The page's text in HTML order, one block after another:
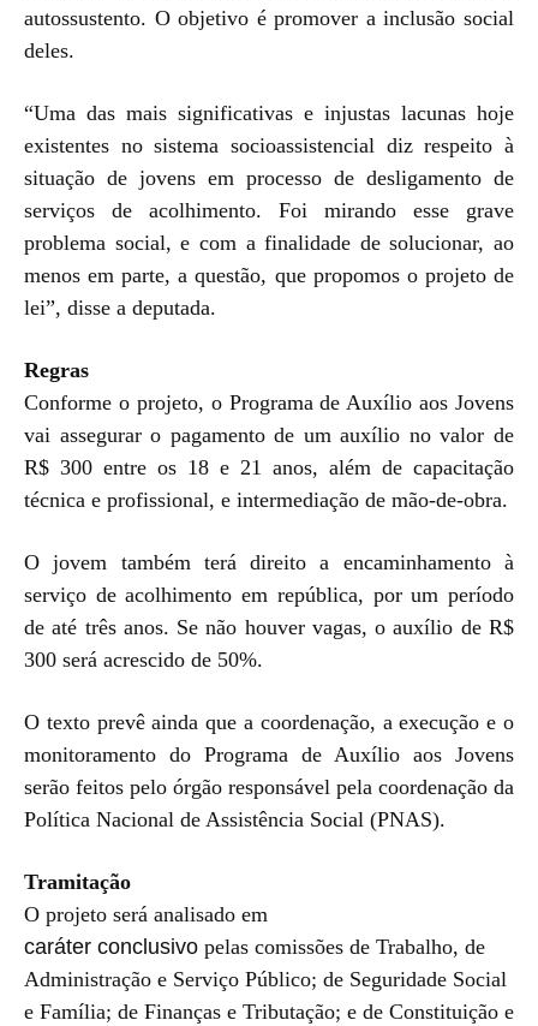
autossustento. O objetivo é promover a inclusão social
deles.
“Uma das mais significativas e injustas lacunas hoje
existentes no sistema socioassistencial diz respeito à
situação de jovens em processo de desligamento de
serviços de acolhimento. Foi mirando esse grave
problema social, e com a finalidade de solucionar, ao
menos em parte, a questão, que propomos o projeto de
lei”, disse a deputada.
Regras
Conforme o projeto, o Programa de Auxílio aos Jovens
vai assegurar o pagamento de um auxílio no valor de
R$ 300 entre os 18 e 21 anos, além de capacitação
técnica e profissional, e intermediação de mão-de-obra.
O jovem também terá direito a encaminhamento à
serviço de acolhimento em república, por um período
de até três anos. Se não houver vagas, o auxílio de R$
300 será acrescido de 50%.
O texto prevê ainda que a coordenação, a execução e o
monitoramento do Programa de Auxílio aos Jovens
serão feitos pelo órgão responsável pela coordenação da
Política Nacional de Assistência Social (PNAS).
Tramitação
O projeto será analisado em
caráter conclusivo pelas comissões de Trabalho, de
Administração e Serviço Público; de Seguridade Social
e Família; de Finanças e Tributação; e de Constituição e